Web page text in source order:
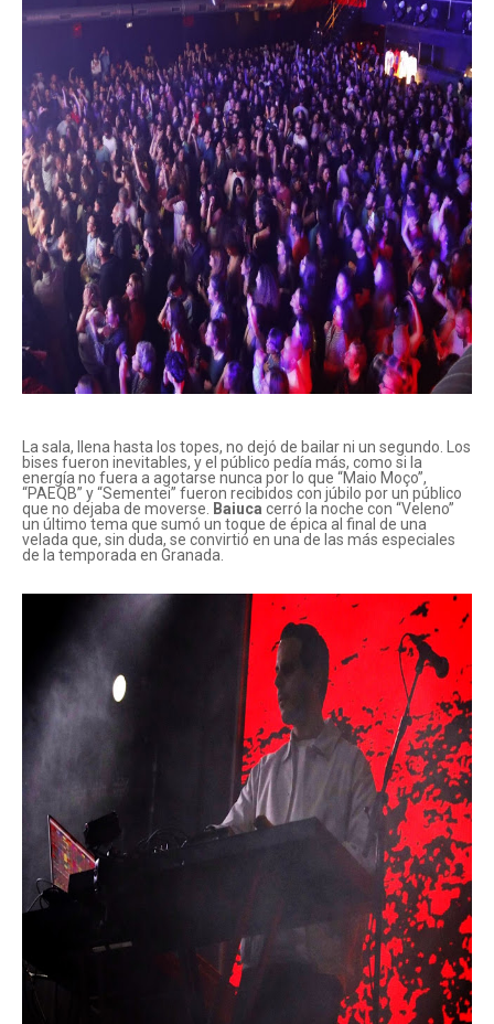
La sala, llena hasta los topes, no dejó de bailar ni un segundo. Los
bises fueron inevitables, y el público pedía más, como si la
energía no fuera a agotarse nunca por lo que “Maio Moço”,
“PAEQB” y “Sementei” fueron recibidos con júbilo por un público
que no dejaba de moverse. Baiuca cerró la noche con “Veleno”
un último tema que sumó un toque de épica al final de una
velada que, sin duda, se convirtió en una de las más especiales
de la temporada en Granada.